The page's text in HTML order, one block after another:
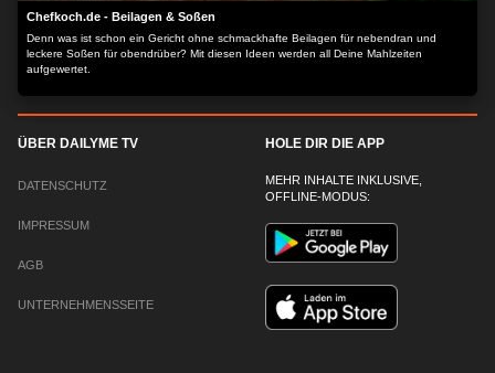
Chefkoch.de - Beilagen & Soßen
Denn was ist schon ein Gericht ohne schmackhafte Beilagen für nebendran und
leckere Soßen für obendrüber? Mit diesen Ideen werden all Deine Mahlzeiten
aufgewertet.
ÜBER DAILYME TV
DATENSCHUTZ
IMPRESSUM
AGB
UNTERNEHMENSSEITE
HOLE DIR DIE APP
MEHR INHALTE INKLUSIVE,
OFFLINE-MODUS: